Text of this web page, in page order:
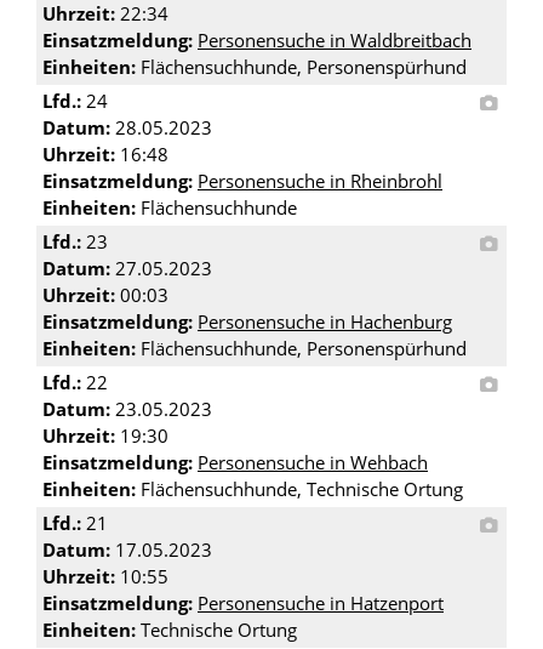
Uhrzeit: 22:34
Einsatzmeldung: Personensuche in Waldbreitbach
Einheiten: Flächensuchhunde, Personenspürhund
Lfd.: 24
Datum: 28.05.2023
Uhrzeit: 16:48
Einsatzmeldung: Personensuche in Rheinbrohl
Einheiten: Flächensuchhunde
Lfd.: 23
Datum: 27.05.2023
Uhrzeit: 00:03
Einsatzmeldung: Personensuche in Hachenburg
Einheiten: Flächensuchhunde, Personenspürhund
Lfd.: 22
Datum: 23.05.2023
Uhrzeit: 19:30
Einsatzmeldung: Personensuche in Wehbach
Einheiten: Flächensuchhunde, Technische Ortung
Lfd.: 21
Datum: 17.05.2023
Uhrzeit: 10:55
Einsatzmeldung: Personensuche in Hatzenport
Einheiten: Technische Ortung